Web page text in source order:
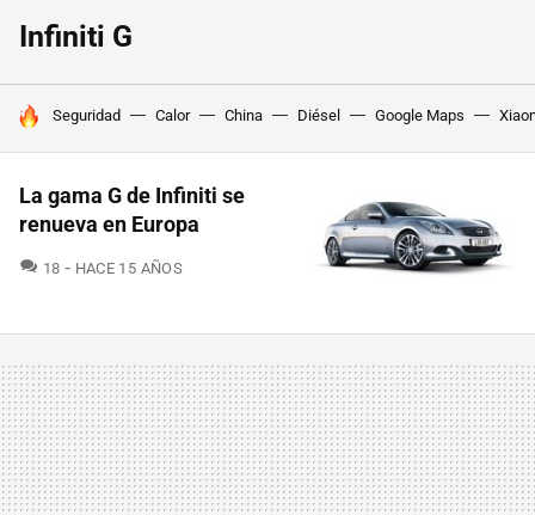
Infiniti G
HOY SE HABLA DE
Seguridad Calor China Diésel Google Maps
La gama G de Infiniti se
renueva en Europa
18 COMENTARIOS
HACE 15 AÑOS